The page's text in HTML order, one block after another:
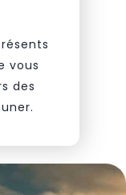
vous
des